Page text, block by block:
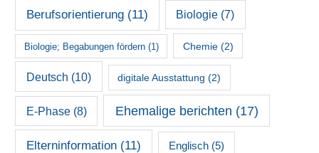
Berufsorientierung (11) Biologie (7)
Biologie; Begabungen fördern(1) Chemie(2)
Deutsch (10) digitale Ausstattung (2)
E-Phase(8) Ehemalige berichten (17)
Elterninformation (11) Englisch(5)